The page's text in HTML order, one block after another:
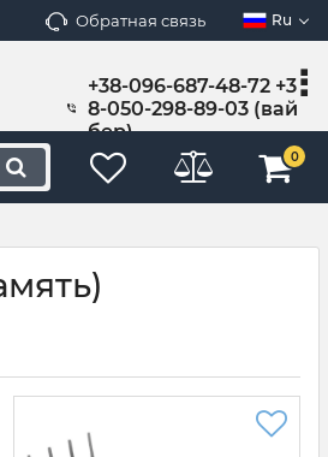
Обратная связь Ru
+38-096-687-48-72 +3
8-050-298-89-03 (вай
бер)
0